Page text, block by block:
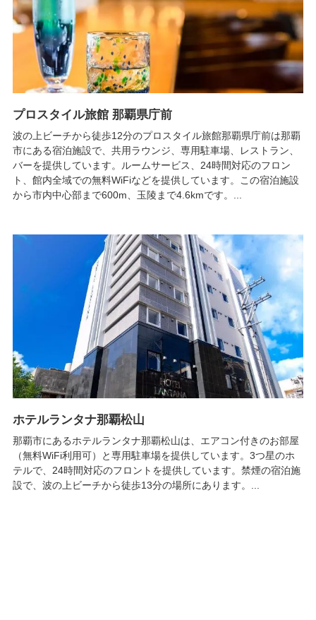
プロスタイル旅館 那覇県庁前
波の上ビーチから徒歩12分のプロスタイル旅館那覇県庁前は那覇
市にある宿泊施設で、共用ラウンジ、専用駐車場、レストラン、
バーを提供しています。ルームサービス、24時間対応のフロン
ト、館内全域での無料WiFiなどを提供しています。この宿泊施設
から市内中心部まで600m、玉陵まで4.6kmです。...
ホテルランタナ那覇松山
那覇市にあるホテルランタナ那覇松山は、エアコン付きのお部屋
（無料WiFi利用可）と専用駐車場を提供しています。3つ星のホ
テルで、24時間対応のフロントを提供しています。禁煙の宿泊施
設で、波の上ビーチから徒歩13分の場所にあります。...